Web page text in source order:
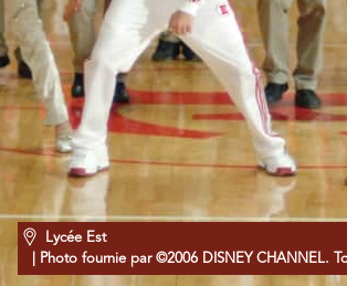
Lycée Est
| Photo fournie par ©2006 DISNEY CHANNEL.